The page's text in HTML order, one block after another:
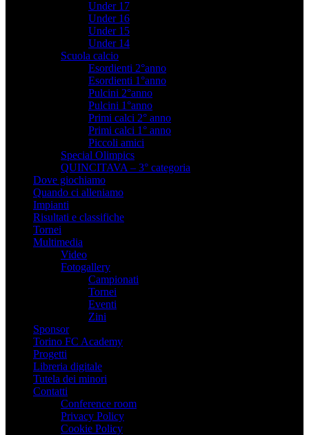
Under 17
Under 16
Under 15
Under 14
Scuola calcio
Esordienti 2°anno
Esordienti 1°anno
Pulcini 2°anno
Pulcini 1°anno
Primi calci 2° anno
Primi calci 1° anno
Piccoli amici
Special Olimpics
QUINCITAVA – 3° categoria
Dove giochiamo
Quando ci alleniamo
Impianti
Risultati e classifiche
Tornei
Multimedia
Video
Fotogallery
Campionati
Tornei
Eventi
Zini
Sponsor
Torino FC Academy
Progetti
Libreria digitale
Tutela dei minori
Contatti
Conference room
Privacy Policy
Cookie Policy